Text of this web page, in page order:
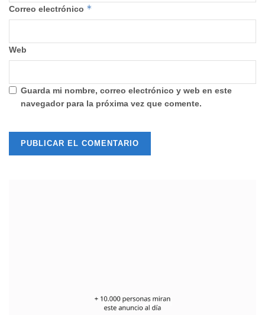
Correo electrónico *
Web
Guarda mi nombre, correo electrónico y web en este
navegador para la próxima vez que comente.